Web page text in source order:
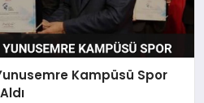
Kampüsü Spor